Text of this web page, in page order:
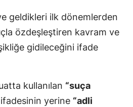
geldikleri ilk dönemlerden
özdeşleştiren kavram ve
gidileceğini ifade
kullanılan “suça
ifadesinin yerine “adli